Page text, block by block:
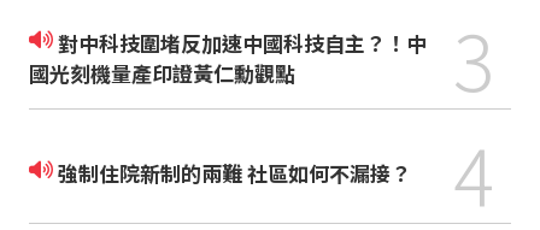
對中科技圍堵反加速中國科技自主？！中
國光刻機量產印證黃仁勳觀點
3
強制住院新制的兩難 社區如何不漏接？ 4